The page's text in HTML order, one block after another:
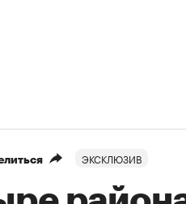
ЭКСКЛЮЗИВ